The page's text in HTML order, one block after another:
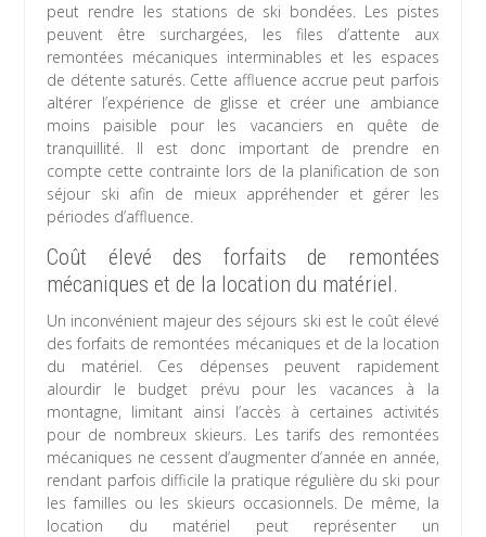
peut rendre les stations de ski bondées. Les pistes
peuvent être surchargées, les files d’attente aux
remontées mécaniques interminables et les espaces
de détente saturés. Cette affluence accrue peut parfois
altérer l’expérience de glisse et créer une ambiance
moins paisible pour les vacanciers en quête de
tranquillité. Il est donc important de prendre en
compte cette contrainte lors de la planification de son
séjour ski afin de mieux appréhender et gérer les
périodes d’affluence.
Coût élevé des forfaits de remontées
mécaniques et de la location du matériel.
Un inconvénient majeur des séjours ski est le coût élevé
des forfaits de remontées mécaniques et de la location
du matériel. Ces dépenses peuvent rapidement
alourdir le budget prévu pour les vacances à la
montagne, limitant ainsi l’accès à certaines activités
pour de nombreux skieurs. Les tarifs des remontées
mécaniques ne cessent d’augmenter d’année en année,
rendant parfois difficile la pratique régulière du ski pour
les familles ou les skieurs occasionnels. De même, la
location du matériel peut représenter un